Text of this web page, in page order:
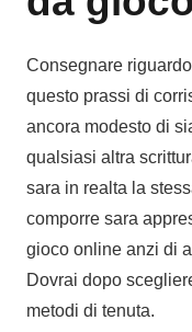
Consegnare
questo prassi di
ancora modesto di
qualsiasi altra
sara in realta la
comporre sara
gioco online anzi di
Dovrai dopo
metodi di tenuta.